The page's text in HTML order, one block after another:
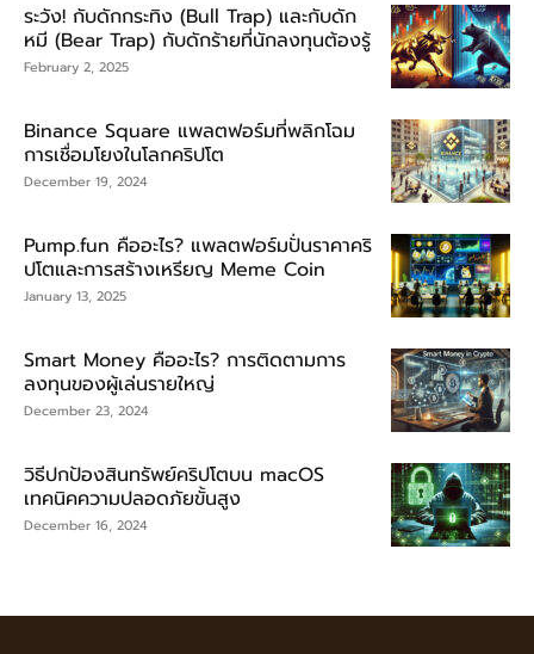
ระวัง! กับดักกระทิง (Bull Trap) และกับดัก
หมี (Bear Trap) กับดักร้ายที่นักลงทุนต้องรู้
February 2, 2025
Binance Square แพลตฟอร์มที่พลิกโฉม
การเชื่อมโยงในโลกคริปโต
December 19, 2024
Pump.fun คืออะไร? แพลตฟอร์มปั่นราคาคริ
ปโตและการสร้างเหรียญ Meme Coin
January 13, 2025
Smart Money คืออะไร? การติดตามการ
ลงทุนของผู้เล่นรายใหญ่
December 23, 2024
วิธีปกป้องสินทรัพย์คริปโตบน macOS
เทคนิคความปลอดภัยขั้นสูง
December 16, 2024